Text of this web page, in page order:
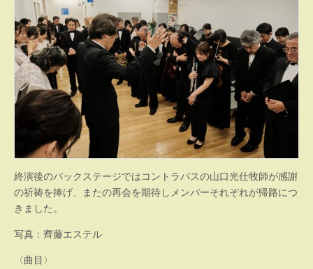
終演後のバックステージではコントラバスの山口光仕牧師が感謝
の祈祷を捧げ、またの再会を期待しメンバーそれぞれが帰路につ
きました。
写真：齊藤エステル
〈曲目〉